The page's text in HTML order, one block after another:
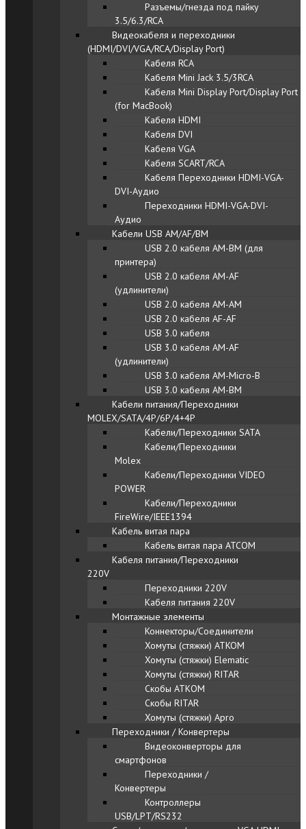
Разъемы/гнезда под пайку
3.5/6.3/RCA
Видеокабеля и переходники
(HDMI/DVI/VGA/RCA/Display Port)
Кабеля RCA
Кабеля Mini Jack 3.5/3RCA
Кабеля Mini Display Port/Display Port
(for MacBook)
Кабеля HDMI
Кабеля DVI
Кабеля VGA
Кабеля SCART/RCA
Кабеля Переходники HDMI-VGA-
DVI-Аудио
Переходники HDMI-VGA-DVI-
Аудио
Кабели USB AM/AF/BM
USB 2.0 кабеля AM-BM (для
принтера)
USB 2.0 кабеля AM-AF
(удлинители)
USB 2.0 кабеля AM-AM
USB 2.0 кабеля AF-AF
USB 3.0 кабеля
USB 3.0 кабеля AM-AF
(удлинители)
USB 3.0 кабеля AM-Micro-B
USB 3.0 кабеля AM-BM
Кабели питания/Переходники
MOLEX/SATA/4P/6P/4+4P
Кабели/Переходники SATA
Кабели/Переходники
Molex
Кабели/Переходники VIDEO
POWER
Кабели/Переходники
FireWire/IEEE1394
Кабель витая пара
Кабель витая пара ATCOM
Кабеля питания/Переходники
220V
Переходники 220V
Кабеля питания 220V
Монтажные элементы
Коннекторы/Соединители
Хомуты (стяжки) ATKOM
Хомуты (стяжки) Elematic
Хомуты (стяжки) RITAR
Скобы АТКОМ
Скобы RITAR
Хомуты (стяжки) Apro
Переходники / Конвертеры
Видеоконверторы для
смартфонов
Переходники /
Конвертеры
Контроллеры
USB/LPT/RS232